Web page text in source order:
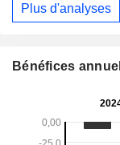
Plus d'analyses
Bénéfices